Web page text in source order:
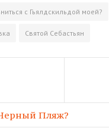
s
i
и
ь
с Гьялдскильдой моей?
Святой Себастьян
Пляж?